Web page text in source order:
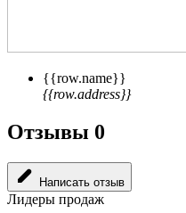
{{row.name}}
{{row.address}}
Отзывы 0
Написать отзыв
Лидеры продаж